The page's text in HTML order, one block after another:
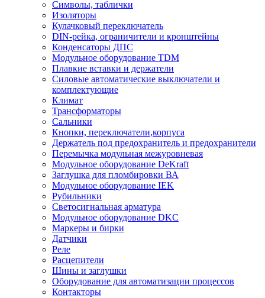
Символы, таблички
Изоляторы
Кулачковый переключатель
DIN-рейка, ограничители и кронштейны
Конденсаторы ДПС
Модульное оборудование TDM
Плавкие вставки и держатели
Силовые автоматические выключатели и
комплектующие
Климат
Трансформаторы
Сальники
Кнопки, переключатели,корпуса
Держатель под предохранитель и предохранители
Перемычка модульная межуровневая
Модульное оборудование DeKraft
Заглушка для пломбировки ВА
Модульное оборудование IEK
Рубильники
Светосигнальная арматура
Модульное оборудование DKC
Маркеры и бирки
Датчики
Реле
Расцепители
Шины и заглушки
Оборудование для автоматизации процессов
Контакторы